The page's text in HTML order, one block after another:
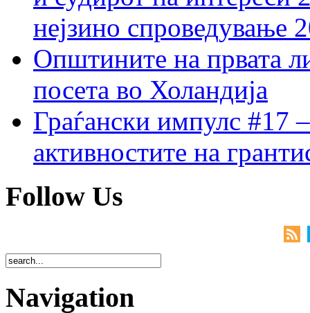
нејзино спроведување
Општините на првата
посета во Холандија
Граѓански импулс #17
активностите на
Follow Us
Navigation